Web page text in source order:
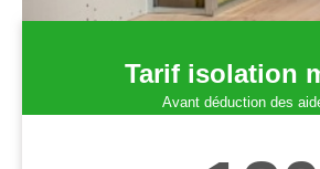
Tarif isolation
Avant déduction des